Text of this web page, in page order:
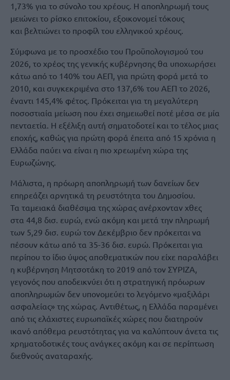
1,73% για το σύνολο του χρέους. Η αποπληρωμή τους
μειώνει το ρίσκο επιτοκίου, εξοικονομεί τόκους
και βελτιώνει το προφίλ του ελληνικού χρέους.
Σύμφωνα με το προσχέδιο του Προϋπολογισμού του
2026, το χρέος της γενικής κυβέρνησης θα υποχωρήσει
κάτω από το 140% του ΑΕΠ, για πρώτη φορά μετά το
2010, και συγκεκριμένα στο 137,6% του ΑΕΠ το 2026,
έναντι 145,4% φέτος. Πρόκειται για τη μεγαλύτερη
ποσοστιαία μείωση που έχει σημειωθεί ποτέ μέσα σε μία
πενταετία. Η εξέλιξη αυτή σηματοδοτεί και το τέλος μιας
εποχής, καθώς για πρώτη φορά έπειτα από 15 χρόνια η
Ελλάδα παύει να είναι η πιο χρεωμένη χώρα της
Ευρωζώνης.
Μάλιστα, η πρόωρη αποπληρωμή των δανείων δεν
επηρεάζει αρνητικά τη ρευστότητα του Δημοσίου.
Τα ταμειακά διαθέσιμα της χώρας ανέρχονταν χθες
στα 44,8 δισ. ευρώ, ενώ ακόμη και μετά την πληρωμή
των 5,29 δισ. ευρώ τον Δεκέμβριο δεν πρόκειται να
πέσουν κάτω από τα 35-36 δισ. ευρώ. Πρόκειται για
περίπου το ίδιο ύψος αποθεματικών που είχε παραλάβει
η κυβέρνηση Μητσοτάκη το 2019 από τον ΣΥΡΙΖΑ,
γεγονός που αποδεικνύει ότι η στρατηγική πρόωρων
αποπληρωμών δεν υπονομεύει το λεγόμενο «μαξιλάρι
ασφαλείας» της χώρας. Αντιθέτως, η Ελλάδα παραμένει
από τις ελάχιστες ευρωπαϊκές χώρες που διατηρούν
ικανό απόθεμα ρευστότητας για να καλύπτουν άνετα τις
χρηματοδοτικές τους ανάγκες ακόμη και σε περίπτωση
διεθνούς αναταραχής.